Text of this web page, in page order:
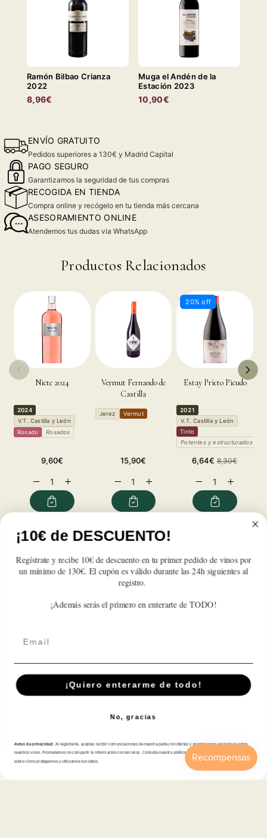
Ramón Bilbao Crianza
2022
8,96€
Muga el Andén de la
Estación 2023
10,90€
ENVÍO GRATUITO
Pedidos superiores a 130€ y Madrid Capital
PAGO SEGURO
Garantizamos la seguridad de tus compras
RECOGIDA EN TIENDA
Compra online y recógelo en tu tienda más cercana
ASESORAMIENTO ONLINE
Atendemos tus dudas via WhatsApp
Productos Relacionados
Nicte 2024
2024
V.T. Castilla y León
Rosado
Rosados
Precio
9,60€
Reducir
cantidad
para
Vermouth
Aumentar
cantidad
para
Vermouth
Vermut Fernando de
Castilla
Jerez Vermut
Precio
15,90€
Reducir
cantidad
para
Vermouth
Aumentar
cantidad
para
Vermouth
20% off
Estay Prieto Picudo
2021
V.T. Castilla y León
Tinto
Potentes y estructurados
Precio
oferta
6,64€ Precio
8,30€
Reducir
cantidad
para
Vermouth
Aumentar
cantidad
para
Vermouth
Reseñas de Clientes
Sé el primero en escribir una reseña
Write a review
Suscríbete A Nuestra Newsletter
Tienda
Atención al cliente
Cuenta Carrito
¡10€ de DESCUENTO!
Regístrate y recibe 10€ de descuento en tu primer pedido de vinos por
un mínimo de 130€. El cupón es válido durante las 24h siguientes al
registro.
¡Además serás el primero en enterarte de TODO!
¡Quiero enterarme de todo!
No, gracias
Aviso de privacidad: Al registrarte, aceptas recibir comunicaciones de nuestra parte con ofertas y promociones exclusivas sobre
nuestros vinos. Prometemos no compartir tu información con terceros. Consulta nuestra política de privacidad para más detalles
sobre cómo protegemos y utilizamos tus datos.